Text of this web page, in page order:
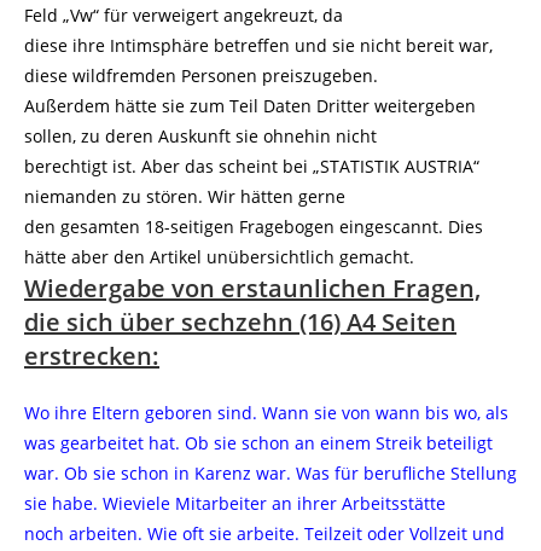
Feld „Vw“ für verweigert angekreuzt, da
diese ihre Intimsphäre betreffen und sie nicht bereit war,
diese wildfremden Personen preiszugeben.
Außerdem hätte sie zum Teil Daten Dritter weitergeben
sollen, zu deren Auskunft sie ohnehin nicht
berechtigt ist. Aber das scheint bei „STATISTIK AUSTRIA“
niemanden zu stören. Wir hätten gerne
den gesamten 18-seitigen Fragebogen eingescannt. Dies
hätte aber den Artikel unübersichtlich gemacht.
Wiedergabe von erstaunlichen Fragen,
die sich über sechzehn (16) A4 Seiten
erstrecken:
Wo ihre Eltern geboren sind. Wann sie von wann bis wo, als
was gearbeitet hat. Ob sie schon an einem Streik beteiligt
war. Ob sie schon in Karenz war. Was für berufliche Stellung
sie habe. Wieviele Mitarbeiter an ihrer Arbeitsstätte
noch arbeiten. Wie oft sie arbeite. Teilzeit oder Vollzeit und